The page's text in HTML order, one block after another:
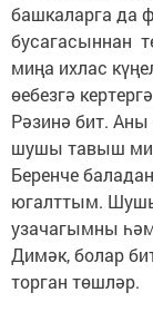
башкаларга да
бусагасыннан
миңа ихлас
өебезгә
Рәзинә бит. Аны
шушы тавыш
Беренче
югалттым.
узачагымны
Димәк, болар
торган төшләр.